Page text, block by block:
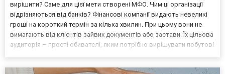
вирішити? Саме для цієї мети створені МФО. Чим ці організації
відрізняються від банків? Фінансові компанії видають невеликі
гроші на короткий термін за кілька хвилин. При цьому вони не
вимагають від клієнтів зайвих документів або застави. Їх цільова
аудиторія – прості обивателі, яким потрібно вирішувати побутові